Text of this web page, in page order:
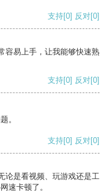
支持[0] 反对[0]
容易上手，让我能够快速熟
支持[0] 反对[0]
。
支持[0] 反对[0]
论是看视频、玩游戏还是工
速卡顿了。